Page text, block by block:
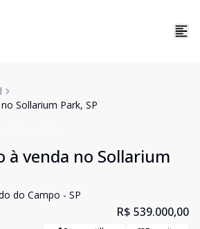
Sollarium Park, SP
venda no Sollarium
do Campo - SP
R$ 539.000,00